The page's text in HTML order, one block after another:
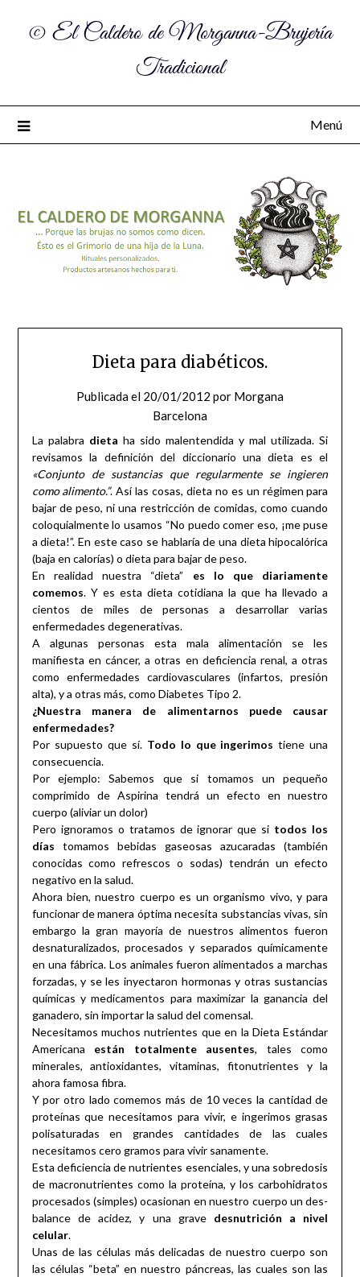
© El Caldero de Morganna-Brujería
Tradicional
Menú
Dieta para diabéticos.
Publicada el 20/01/2012 por Morgana
Barcelona
La palabra dieta ha sido malentendida y mal utilizada. Si
revisamos la definición del diccionario una dieta es el
«Conjunto de sustancias que regularmente se ingieren
como alimento.”. Así las cosas, dieta no es un régimen para
bajar de peso, ni una restricción de comidas, como cuando
coloquialmente lo usamos “No puedo comer eso, ¡me puse
a dieta!”. En este caso se hablaría de una dieta hipocalórica
(baja en calorías) o dieta para bajar de peso.
En realidad nuestra “dieta” es lo que diariamente
comemos. Y es esta dieta cotidiana la que ha llevado a
cientos de miles de personas a desarrollar varias
enfermedades degenerativas.
A algunas personas esta mala alimentación se les
manifiesta en cáncer, a otras en deficiencia renal, a otras
como enfermedades cardiovasculares (infartos, presión
alta), y a otras más, como Diabetes Tipo 2.
¿Nuestra manera de alimentarnos puede causar
enfermedades?
Por supuesto que sí. Todo lo que ingerimos tiene una
consecuencia.
Por ejemplo: Sabemos que si tomamos un pequeño
comprimido de Aspirina tendrá un efecto en nuestro
cuerpo (aliviar un dolor)
Pero ignoramos o tratamos de ignorar que si todos los
días tomamos bebidas gaseosas azucaradas (también
conocidas como refrescos o sodas) tendrán un efecto
negativo en la salud.
Ahora bien, nuestro cuerpo es un organismo vivo, y para
funcionar de manera óptima necesita substancias vivas, sin
embargo la gran mayoría de nuestros alimentos fueron
desnaturalizados, procesados y separados químicamente
en una fábrica. Los animales fueron alimentados a marchas
forzadas, y se les inyectaron hormonas y otras sustancias
químicas y medicamentos para maximizar la ganancia del
ganadero, sin importar la salud del comensal.
Necesitamos muchos nutrientes que en la Dieta Estándar
Americana están totalmente ausentes, tales como
minerales, antioxidantes, vitaminas, fitonutrientes y la
ahora famosa fibra.
Y por otro lado comemos más de 10 veces la cantidad de
proteínas que necesitamos para vivir, e ingerimos grasas
polisaturadas en grandes cantidades de las cuales
necesitamos cero gramos para vivir sanamente.
Esta deficiencia de nutrientes esenciales, y una sobredosis
de macronutrientes como la proteína, y los carbohidratos
procesados (simples) ocasionan en nuestro cuerpo un des-
balance de acidez, y una grave desnutrición a nivel
celular.
Unas de las células más delicadas de nuestro cuerpo son
las células “beta” en nuestro páncreas, las cuales son las